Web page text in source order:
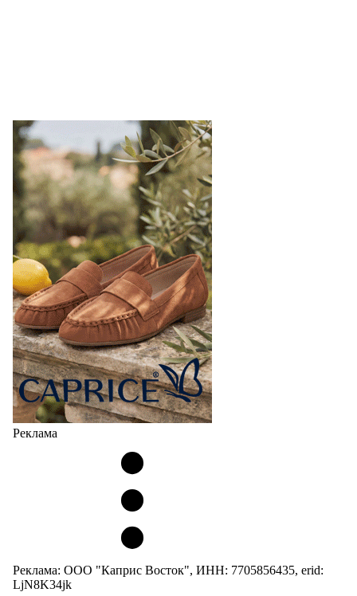
Реклама
Реклама: ООО "Каприс Восток", ИНН: 7705856435, erid:
LjN8K34jk